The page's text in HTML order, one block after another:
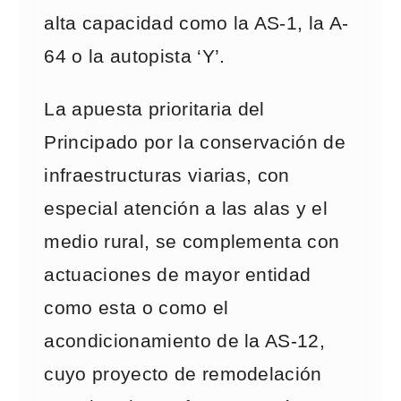
alta capacidad como la AS-1, la A-
64 o la autopista ‘Y’.
La apuesta prioritaria del
Principado por la conservación de
infraestructuras viarias, con
especial atención a las alas y el
medio rural, se complementa con
actuaciones de mayor entidad
como esta o como el
acondicionamiento de la AS-12,
cuyo proyecto de remodelación